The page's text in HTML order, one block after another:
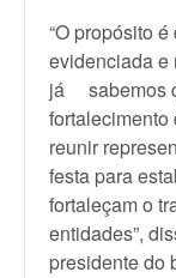
“O propósito
evidenciada e
já sabemos
fortalecimento
reunir
festa para
fortaleçam o
entidades”,
presidente do